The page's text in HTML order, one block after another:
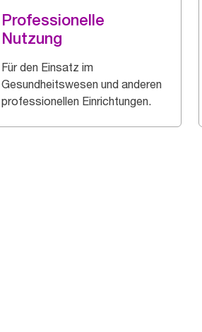
Professionelle
Nutzung
Für den Einsatz im
Gesundheitswesen und anderen
professionellen Einrichtungen.